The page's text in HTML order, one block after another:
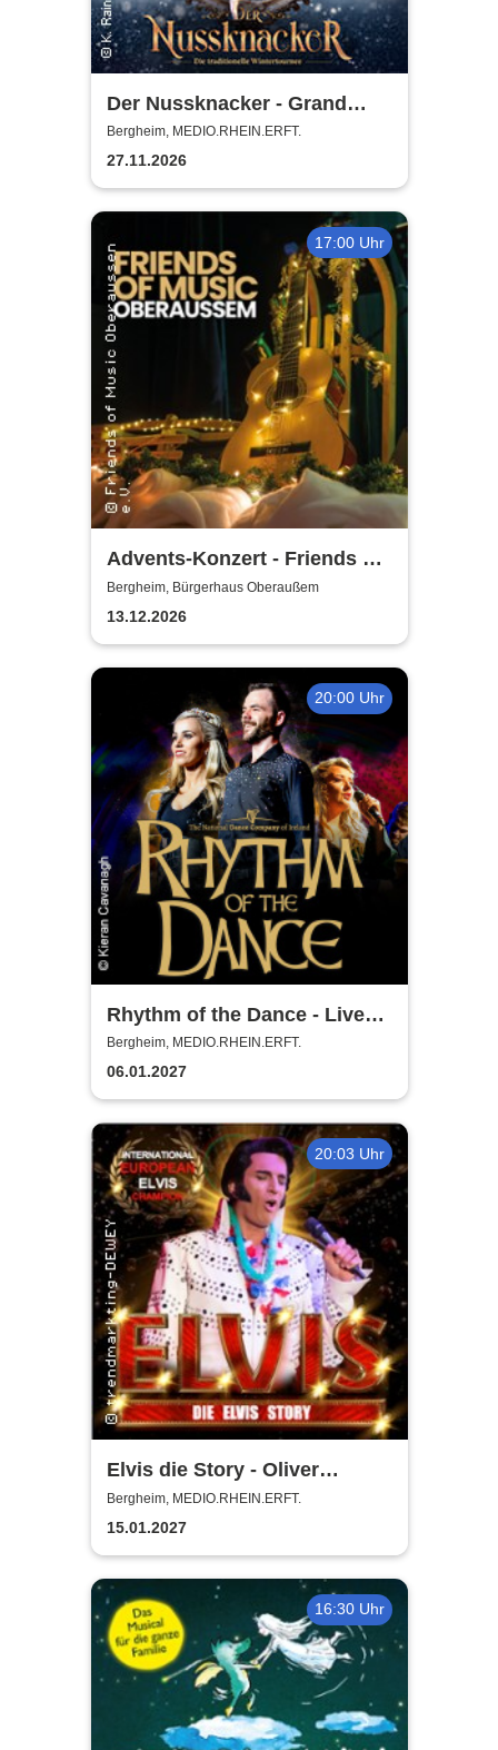
Der Nussknacker - Grand
Classic Ballet - Die
traditionelle Wintertournee
Bergheim, MEDIO.RHEIN.ERFT.
27.11.2026
17:00 Uhr
Advents-Konzert - Friends of
Music Oberaussem
Bergheim, Bürgerhaus Oberaußem
13.12.2026
20:00 Uhr
Rhythm of the Dance - Live
2027
Bergheim, MEDIO.RHEIN.ERFT.
06.01.2027
20:03 Uhr
Elvis die Story - Oliver
Steinhoff + Band
Bergheim, MEDIO.RHEIN.ERFT.
15.01.2027
16:30 Uhr